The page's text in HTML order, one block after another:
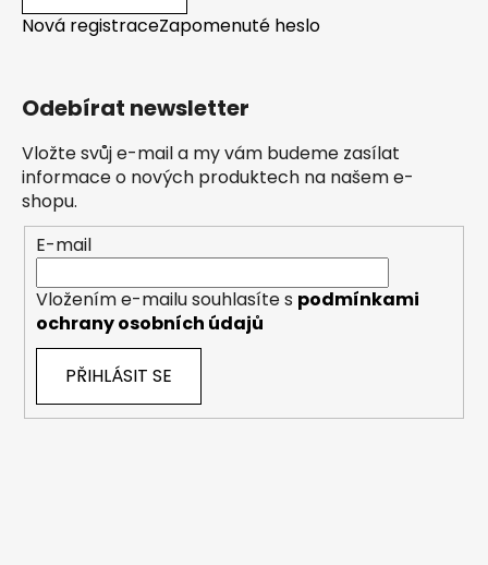
Nová registraceZapomenuté heslo
Odebírat newsletter
Vložte svůj e-mail a my vám budeme zasílat
informace o nových produktech na našem e-
shopu.
E-mail
Vložením e-mailu souhlasíte s podmínkami
ochrany osobních údajů
PŘIHLÁSIT SE